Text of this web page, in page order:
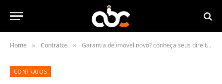
Home » Contratos » Garantia de imóvel novo? conheça seus direitos
CONTRATOS